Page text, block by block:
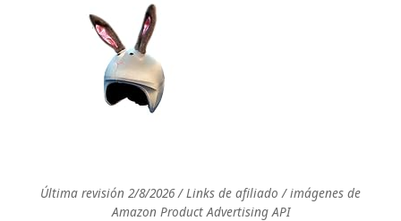
Última revisión 2/8/2026 / Links de afiliado / imágenes de
Amazon Product Advertising API